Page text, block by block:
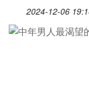
2024-12-06